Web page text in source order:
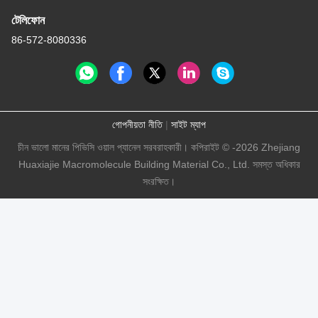
টেলিফোন
86-572-8080336
গোপনীয়তা নীতি| সাইট ম্যাপ
চীন ভালো মানের পিভিসি ওয়াল প্যানেল সরবরাহকারী। কপিরাইট © -2026 Zhejiang
Huaxiajie Macromolecule Building Material Co., Ltd. সমস্ত অধিকার
সংরক্ষিত।